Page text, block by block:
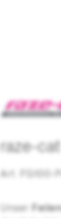
raze-
Art. FG100-
Unser